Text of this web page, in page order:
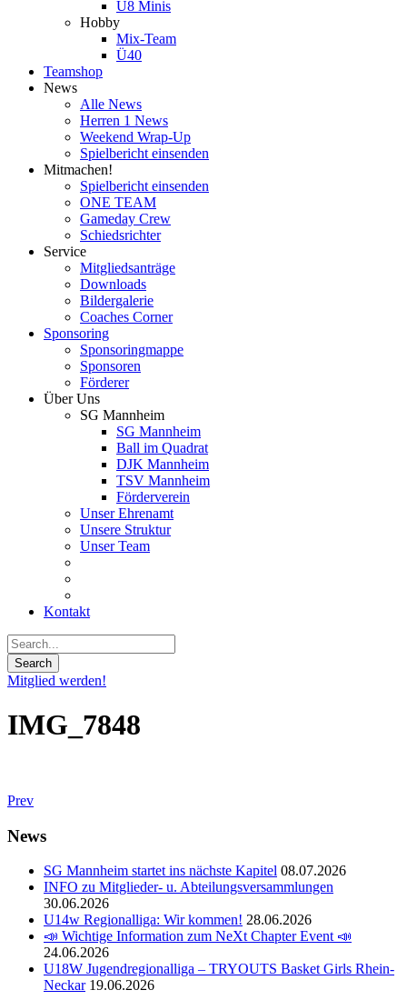
U8 Minis
Hobby
Mix-Team
Ü40
Teamshop
News
Alle News
Herren 1 News
Weekend Wrap-Up
Spielbericht einsenden
Mitmachen!
Spielbericht einsenden
ONE TEAM
Gameday Crew
Schiedsrichter
Service
Mitgliedsanträge
Downloads
Bildergalerie
Coaches Corner
Sponsoring
Sponsoringmappe
Sponsoren
Förderer
Über Uns
SG Mannheim
SG Mannheim
Ball im Quadrat
DJK Mannheim
TSV Mannheim
Förderverein
Unser Ehrenamt
Unsere Struktur
Unser Team
Kontakt
Mitglied werden!
IMG_7848
Prev
News
SG Mannheim startet ins nächste Kapitel 08.07.2026
INFO zu Mitglieder- u. Abteilungsversammlungen
30.06.2026
U14w Regionalliga: Wir kommen! 28.06.2026
📣 Wichtige Information zum NeXt Chapter Event 📣
24.06.2026
U18W Jugendregionalliga – TRYOUTS Basket Girls Rhein-
Neckar 19.06.2026